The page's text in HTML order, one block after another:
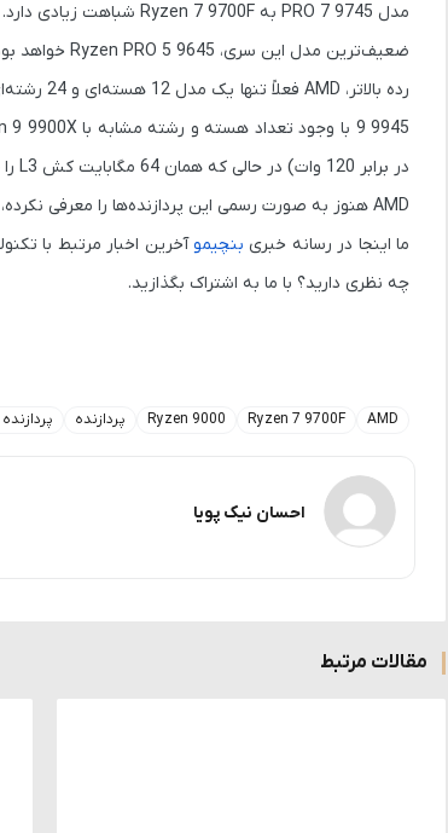
مدل PRO 7 9745 به Ryzen 7 9700F شباهت زیادی دارد.
در برابر 120 وات) در حالی که همان 64 مگابایت کش L3 را حفظ کرده است.
AMD هنوز به صورت رسمی این پردازنده‌ها را معرفی نکرده، اما انتظار می‌رود طی هفته‌های آینده اطلاعات بیشتری از آن‌ها منتشر شود.
ما اینجا در رسانه خبری بنچیمو
چه نظری دارید؟ با ما به اشتراک بگذازید.
AMD
Ryzen 7 9700F
Ryzen 9000 پردازنده پردازنده amd
احسان نیک پویا
مقالات مرتبط